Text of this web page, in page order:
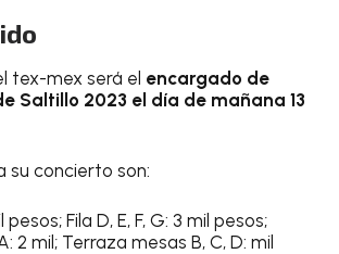
tex-mex será el encargado de
Saltillo 2023 el día de mañana 13
su concierto son:
pesos; Fila D, E, F, G: 3 mil pesos;
2 mil; Terraza mesas B, C, D: mil